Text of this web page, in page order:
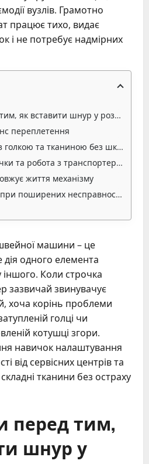
вузлів. Грамотно
працює тихо, видає
і не потребує надмірних
як вставити шнур у розетку
переплетення
та тканиною без шкоди
та робота з транспортером
життя механізму
поширених несправностях
машини – це
дія одного елемента
іншого. Коли строчка
зазвичай звинувачує
хоча корінь проблеми
голці чи
котушці згори.
навичок налаштування
від сервісних центрів та
тканини без остраху
перед тим,
шнур у